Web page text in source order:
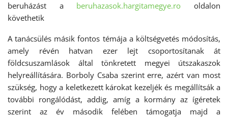
beruházást a beruhazasok.hargitamegye.ro oldalon
követhetik
A tanácsülés másik fontos témája a költségvetés módosítás,
amely révén hatvan ezer lejt csoportosítanak át
földcsuszamlások által tönkretett megyei útszakaszok
helyreállítására. Borboly Csaba szerint erre, azért van most
szükség, hogy a keletkezett károkat kezeljék és megállítsák a
további rongálódást, addig, amíg a kormány az ígéretek
szerint az év második felében támogatja majd a